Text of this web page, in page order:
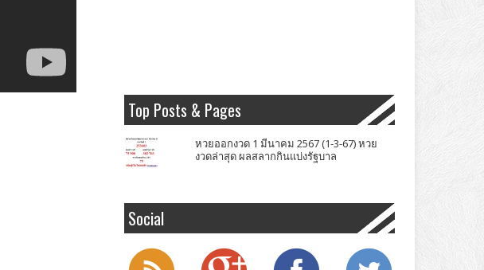
Top Posts & Pages
หวยออกงวด 1 มีนาคม 2567 (1-3-67) หวย
งวดล่าสุด ผลสลากกินแบ่งรัฐบาล
Social